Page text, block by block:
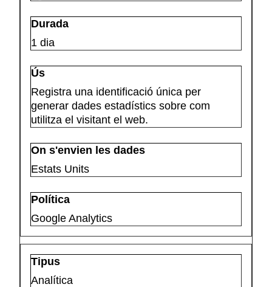
1 dia
Registra una identificació única per
generar dades estadístics sobre com
utilitza el visitant el web.
Estats Units
Google Analytics
Analítica